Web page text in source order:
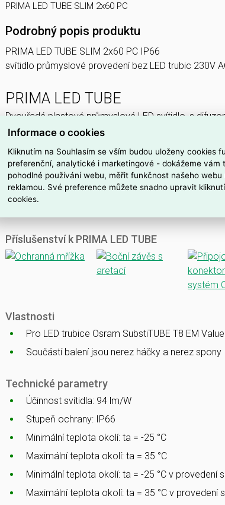
PRIMA LED TUBE SLIM 2x60 PC
Podrobný popis produktu
PRIMA LED TUBE SLIM 2x60 PC IP66
svítidlo průmyslové provedení bez LED trubic 230V
PRIMA LED TUBE
Dvouřadé plastové průmyslové LED svítidlo, s
Ke stažení
Katalogový list
CE
HACCP
Příslušenství k PRIMA LED TUBE
Vlastnosti
Pro LED trubice Osram SubstiTUBE T8 EM
Součástí balení jsou nerez háčky a nerez spony
Technické parametry
Účinnost svítidla: 94 lm/W
Stupeň ochrany: IP66
Minimální teplota okolí: ta = -25 °C
Maximální teplota okolí: ta = 35 °C
Minimální teplota okolí: ta = -25 °C v provedení
Maximální teplota okolí: ta = 35 °C v provedení
Informace o cookies
Kliknutím na Souhlasím se vším budou uloženy cookies
preferenční, analytické i marketingové - dokážeme vám
pohodlné používání webu, měřit funkčnost našeho webu
reklamou. Své preference můžete snadno upravit
cookies.